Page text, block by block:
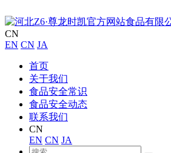
CN
EN CN JA
首页
关于我们
食品安全常识
食品安全动态
联系我们
CN
EN CN JA